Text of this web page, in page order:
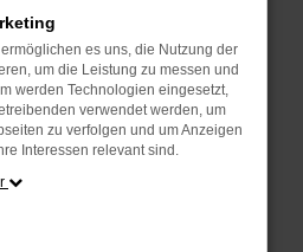
Ihren individuellen
ERROR
aufgetreten.
es uns, die Nutzung der
um die Leistung zu messen und
werden Technologien eingesetzt,
verwendet werden, um
zu verfolgen und um Anzeigen
Interessen relevant sind.